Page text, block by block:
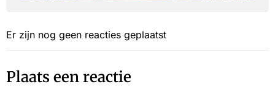
Er zijn nog geen reacties geplaatst
Plaats een reactie